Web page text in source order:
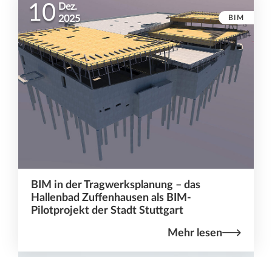
BIM
10 Dez.
2025
BIM in der Tragwerksplanung – das
Hallenbad Zuffenhausen als BIM-
Pilotprojekt der Stadt Stuttgart
Mehr lesen